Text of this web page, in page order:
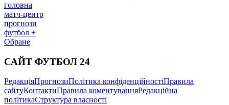
головна
матч-центр
прогнози
футбол +
Обране
САЙТ ФУТБОЛ 24
РедакціяПрогнозиПолітика конфіденційностіПравила
сайтуКонтактиПравила коментуванняРедакційна
політикаСтруктура власності